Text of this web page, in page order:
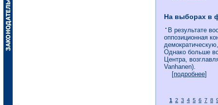
На выборах в
В результате
оппозиционная
Однако больше
Центра,
Vanhanen).
[подробнее]
1 2 3 4 5 6 7 8